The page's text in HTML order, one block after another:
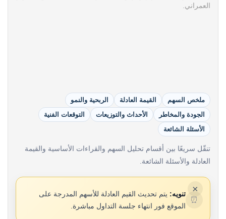
العمراني.
ملخص السهم القيمة العادلة
الربحية والنمو
الجودة والمخاطر
الأحداث والتوزيعات
التوقعات الفنية
الأسئلة الشائعة
تنقّل سريعًا بين أقسام تحليل السهم والقراءات الأساسية والقيمة
العادلة والأسئلة الشائعة.
×
⏰
تنويه: يتم تحديث القيم العادلة للأسهم المدرجة على
الموقع فور انتهاء جلسة التداول مباشرة.